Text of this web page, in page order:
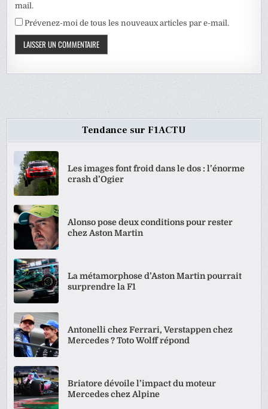
mail.
Prévenez-moi de tous les nouveaux articles par e-mail.
Tendance sur F1ACTU
Les images font froid dans le dos : l’énorme
crash d’Ogier
Alonso pose deux conditions pour rester
chez Aston Martin
La métamorphose d’Aston Martin pourrait
surprendre la F1
Antonelli chez Ferrari, Verstappen chez
Mercedes ? Toto Wolff répond
Briatore dévoile l’impact du moteur
Mercedes chez Alpine